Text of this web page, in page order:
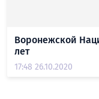
Воронежской
лет
17:48 26.10.2020